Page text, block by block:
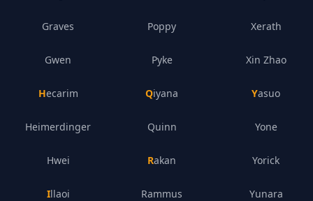
Graves
Gwen
Hecarim
Heimerdinger
Hwei
Illaoi
Poppy
Pyke
Qiyana
Quinn
Rakan
Rammus
Xerath
Xin Zhao
Yasuo
Yone
Yorick
Yunara